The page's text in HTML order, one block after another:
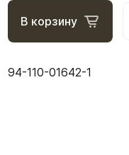
В корзину
94-110-01642-1